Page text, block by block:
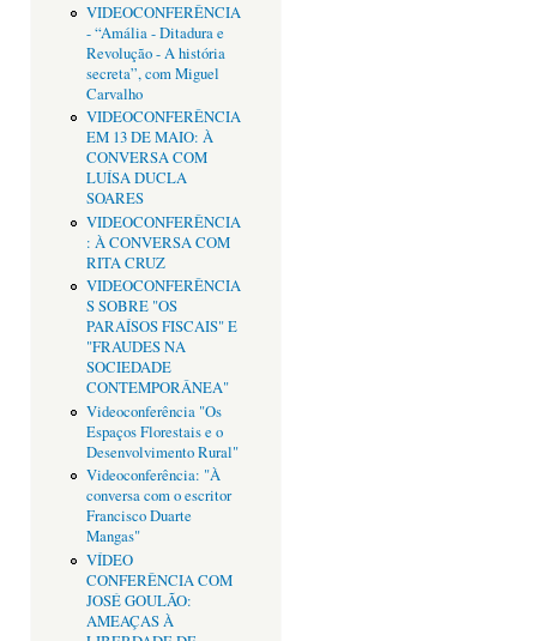
VIDEOCONFERÊNCIA
- “Amália - Ditadura e
Revolução - A história
secreta”, com Miguel
Carvalho
VIDEOCONFERÊNCIA
EM 13 DE MAIO: À
CONVERSA COM
LUÍSA DUCLA
SOARES
VIDEOCONFERÊNCIA
: À CONVERSA COM
RITA CRUZ
VIDEOCONFERÊNCIA
S SOBRE "OS
PARAÍSOS FISCAIS" E
"FRAUDES NA
SOCIEDADE
CONTEMPORÂNEA"
Videoconferência "Os
Espaços Florestais e o
Desenvolvimento Rural"
Videoconferência: "À
conversa com o escritor
Francisco Duarte
Mangas"
VÍDEO
CONFERÊNCIA COM
JOSÉ GOULÃO:
AMEAÇAS À